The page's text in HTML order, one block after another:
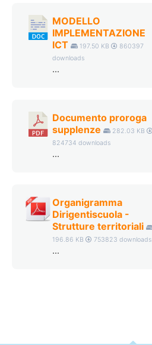
MODELLO
IMPLEMENTAZIONE
ICT
197.50 KB
860397
downloads
...
Documento proroga
supplenze
282.03 KB
824734 downloads
...
Organigramma
Dirigentiscuola -
Strutture territoriali
196.86 KB 753823 downloads
...